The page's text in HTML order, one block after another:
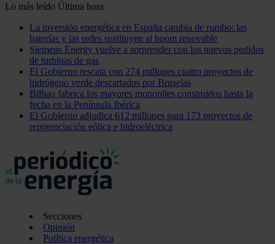
Lo más leído Última hora
La inversión energética en España cambia de rumbo: las
baterías y las redes sustituyen al boom renovable
Siemens Energy vuelve a sorprender con los nuevos pedidos
de turbinas de gas
El Gobierno rescata con 274 millones cuatro proyectos de
hidrógeno verde descartados por Bruselas
Bilbao fabrica los mayores monopiles construidos hasta la
fecha en la Península Ibérica
El Gobierno adjudica 612 millones para 173 proyectos de
repotenciación eólica e hidroeléctrica
Secciones
Opinión
Política energética